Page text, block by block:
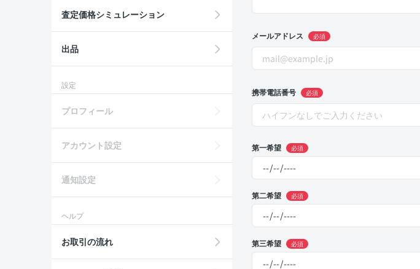
メールアドレス 必須
携帯電話番号 必須
第一希望 必須
第二希望 必須
第三希望 必須
査定価格シミュレーション
出品
設定
プロフィール
アカウント設定
通知設定
ヘルプ
お取引の流れ